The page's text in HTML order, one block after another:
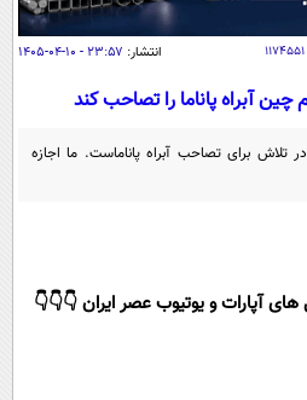
اقتصاد
اقتصادی
جامعه
محیط زیست
فناوری و It
قرآن
۱۱۷۴۵۵۱ انتشار: ۲۳:۵۷ - ۱۰-۰۴-۱۴۰۵
آبراه پاناما را تصاحب کند
تلاش برای تصاحب آبراه پاناماست. ما اجازه
های آپارات و یوتیوب عصر ایران 👇👇👇